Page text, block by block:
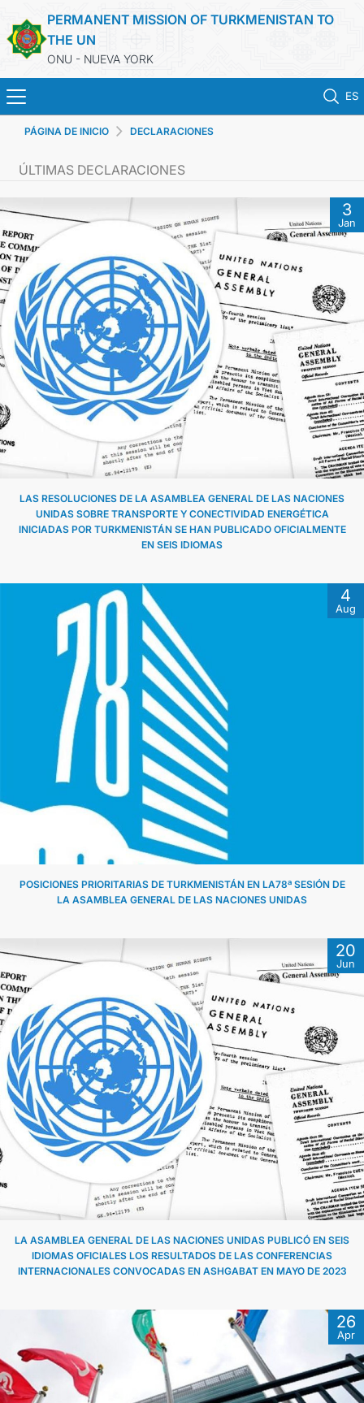
PERMANENT MISSION OF TURKMENISTAN TO
THE UN
ONU - NUEVA YORK
ES
HOME
TURKMENISTAN
UNITED NATIONS
PRIORITY POSITIONS
STATEMENTS & DOCUMENTS
DIPLOMACY
PERMANENT NEUTRALITY
CONTACT US
PÁGINA DE INICIO DECLARACIONES
ÚLTIMAS DECLARACIONES
3
Jan
LAS RESOLUCIONES DE LA ASAMBLEA GENERAL DE LAS NACIONES
UNIDAS SOBRE TRANSPORTE Y CONECTIVIDAD ENERGÉTICA
INICIADAS POR TURKMENISTÁN SE HAN PUBLICADO OFICIALMENTE
EN SEIS IDIOMAS
4
Aug
POSICIONES PRIORITARIAS DE TURKMENISTÁN EN LA78ª SESIÓN DE
LA ASAMBLEA GENERAL DE LAS NACIONES UNIDAS
20
Jun
LA ASAMBLEA GENERAL DE LAS NACIONES UNIDAS PUBLICÓ EN SEIS
IDIOMAS OFICIALES LOS RESULTADOS DE LAS CONFERENCIAS
INTERNACIONALES CONVOCADAS EN ASHGABAT EN MAYO DE 2023
26
Apr